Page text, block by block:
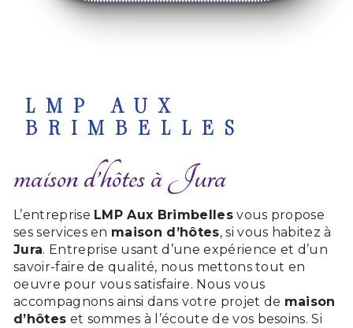
LMP AUX
BRIMBELLES
maison d’hôtes à Jura
L’entreprise LMP Aux Brimbellesvous propose
ses services en maison d’hôtes, si vous habitez à
Jura. Entreprise usant d’une expérience et d’un
savoir-faire de qualité, nous mettons tout en
oeuvre pour vous satisfaire. Nous vous
accompagnons ainsi dans votre projet de maison
d’hôtes et sommes à l’écoute de vos besoins. Si